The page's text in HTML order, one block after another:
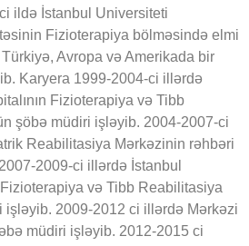
ildə İstanbul Universiteti
Fizioterapiya bölməsində elmi
Türkiyə, Avropa və Amerikada bir
Karyera 1999-2004-ci illərdə
Fizioterapiya və Tibb
şöbə müdiri işləyib. 2004-2007-ci
Reabilitasiya Mərkəzinin rəhbəri
2009-ci illərdə İstanbul
və Tibb Reabilitasiya
işləyib. 2009-2012 ci illərdə Mərkəzi
müdiri işləyib. 2012-2015 ci